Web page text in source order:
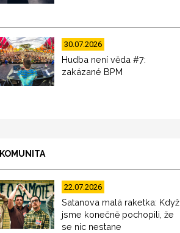
30.07.2026
Hudba není věda #7:
zakázané BPM
KOMUNITA
22.07.2026
Satanova malá raketka: Když
jsme konečně pochopili, že
se nic nestane